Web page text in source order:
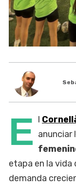
E l
anunciar
etapa en la vida
demanda